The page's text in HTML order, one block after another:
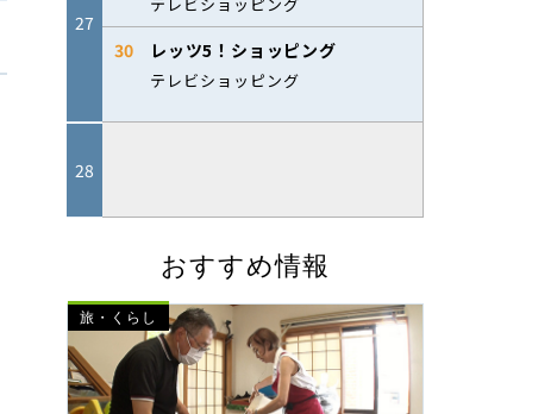
おすすめ情報
旅・くらし